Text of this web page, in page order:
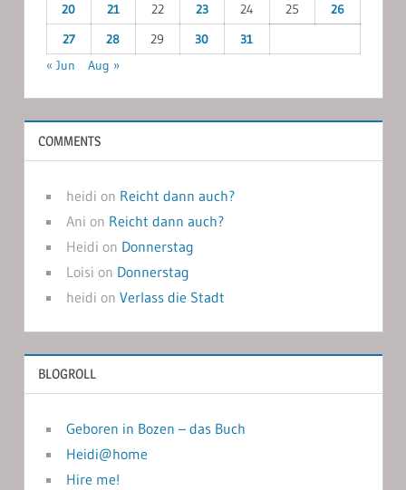
20
21 22 23 24 25
26
27
28 29 30
31
« Jun
Aug »
COMMENTS
heidi on Reicht dann auch?
Ani on Reicht dann auch?
Heidi on Donnerstag
Loisi on Donnerstag
heidi on Verlass die Stadt
BLOGROLL
Geboren in Bozen – das Buch
Heidi@home
Hire me!